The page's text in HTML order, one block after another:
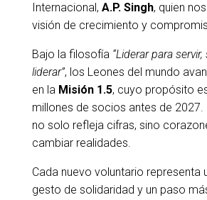
Internacional, A.P. Singh, quien
visión de crecimiento y
Bajo la filosofía “Liderar para
liderar”, los Leones del mundo
en la Misión 1.5, cuyo propósito
millones de socios antes de 2027.
no solo refleja cifras, sino
cambiar realidades.
Cada nuevo voluntario representa
gesto de solidaridad y un paso